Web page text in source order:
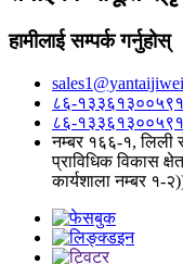
हामीलाई सम्पर्क गर्नुहोस्
८६-१३३६१३००५९१
८६-१३३६१३००५९१
नम्बर १६६-१, लिली
प्राविधिक विकास
कार्यशाला नम्बर १-